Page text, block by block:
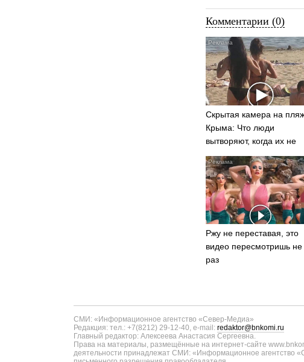
Комментарии (0)
Скрытая камера на
Крыма: Что люди
вытворяют, когда их не
видят...
Ржу не переставая, это
видео пересмотришь не
раз
СМИ: «Информационное агентство «Север-Медиа»
Редакция: тел.: +7(8212) 29-12-40, e-mail: redaktor@bnkomi.ru
Главный редактор: Алексеева Анастасия Сергеевна.
Права на материалы, размещённые на интернет-сайте
деятельности принадлежат СМИ: «Информационное агентство